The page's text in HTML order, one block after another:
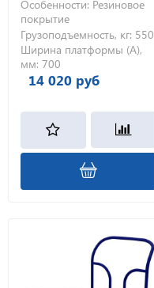
Особенности: Резиновое
покрытие
Грузоподъемность, кг: 550
Ширина платформы (А),
мм: 700
14 020 руб